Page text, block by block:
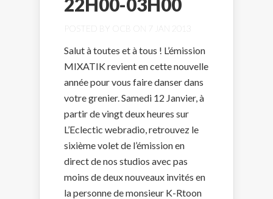
POSTED BY OCB ON 7 JAN 2013
Salut à toutes et à tous ! L’émission
MIXATIK revient en cette nouvelle
année pour vous faire danser dans
votre grenier. Samedi 12 Janvier, à
partir de vingt deux heures sur
L’Eclectic webradio, retrouvez le
sixième volet de l’émission en
direct de nos studios avec pas
moins de deux nouveaux invités en
la personne de monsieur K-Rtoon